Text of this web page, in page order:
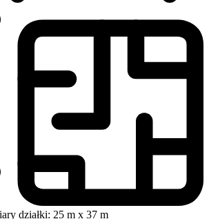
działki: 25 m x 37 m